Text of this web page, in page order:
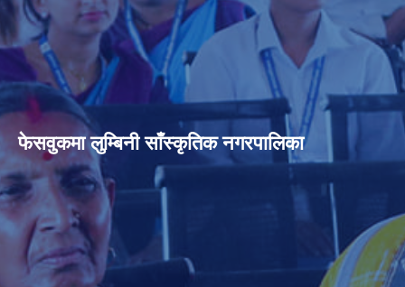
फेसवुकमा लुम्बिनी साँस्कृतिक नगरपालिका